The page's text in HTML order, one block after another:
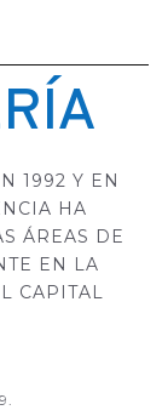
1992 Y EN
HA
ÁREAS DE
EN LA
CAPITAL